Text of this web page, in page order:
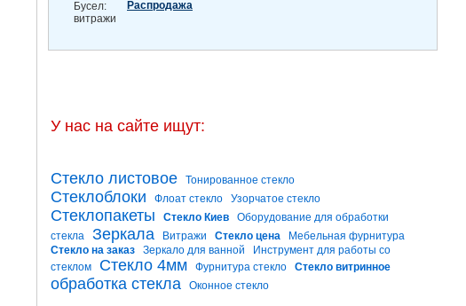
Распродажа
У нас на сайте ищут:
Стекло листовое Тонированное стекло
Стеклоблоки Флоат стекло Узорчатое стекло
Стеклопакеты Стекло Киев
Оборудование для обработки
стекла
Зеркала Витражи Стекло цена
Мебельная фурнитура
Стекло на заказ
Зеркало для ванной
Инструмент для работы со
стеклом
Стекло 4мм Фурнитура стекло Стекло витринное
обработка стекла Оконное стекло